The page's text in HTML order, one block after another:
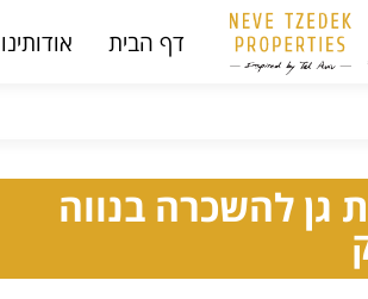
דף הבית אודותינו
גן להשכרה בנווה